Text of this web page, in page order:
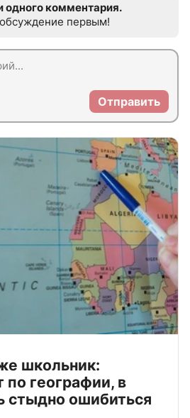
одного комментария.
первым!
Отправить
школьник:
по географии, в
стыдно ошибиться